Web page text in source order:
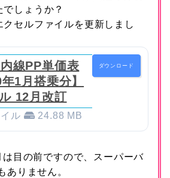
しょうか？
セルファイルを更新しまし
線PP単価表
年1月搭乗分】
12月改訂
ル 24.88 MB
ダウンロード
目の前ですので、スーパーバ
ありません。